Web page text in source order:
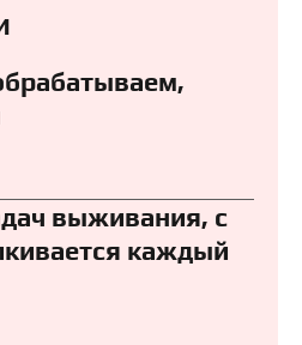
выживания, с
каждый